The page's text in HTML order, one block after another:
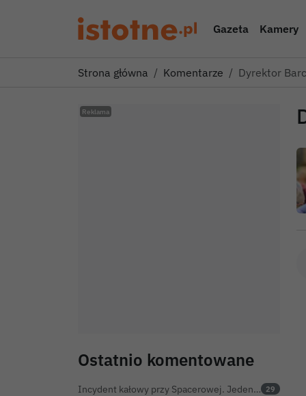
Gazeta Kamery
Strona główna Komentarze Dyrektor
Ostatnio komentowane
Incydent kałowy przy Spacerowej. Jeden z basenów zamknięty do odwołania 29